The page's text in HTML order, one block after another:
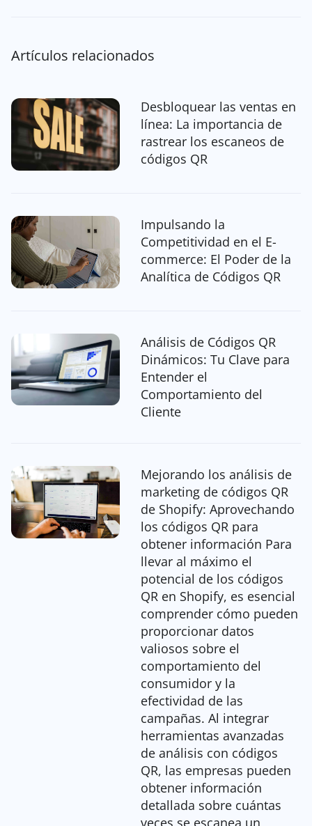
Artículos relacionados
Desbloquear las ventas en
línea: La importancia de
rastrear los escaneos de
códigos QR
Impulsando la
Competitividad en el E-
commerce: El Poder de la
Analítica de Códigos QR
Análisis de Códigos QR
Dinámicos: Tu Clave para
Entender el
Comportamiento del
Cliente
Mejorando los análisis de
marketing de códigos QR
de Shopify: Aprovechando
los códigos QR para
obtener información Para
llevar al máximo el
potencial de los códigos
QR en Shopify, es esencial
comprender cómo pueden
proporcionar datos
valiosos sobre el
comportamiento del
consumidor y la
efectividad de las
campañas. Al integrar
herramientas avanzadas
de análisis con códigos
QR, las empresas pueden
obtener información
detallada sobre cuántas
veces se escanea un